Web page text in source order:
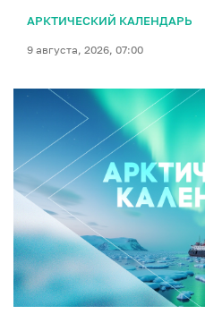
АРКТИЧЕСКИЙ КАЛЕНДАРЬ
9 августа, 2026, 07:00